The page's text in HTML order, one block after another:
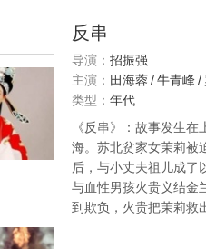
反串
导演： 招振强
主演： 田海蓉/牛青峰/
类型： 年代
《反串》：故事发生
海。苏北贫家女茉莉被
后，与小丈夫祖儿成了
与血性男孩火贵义结金
到欺负，火贵把茉莉救